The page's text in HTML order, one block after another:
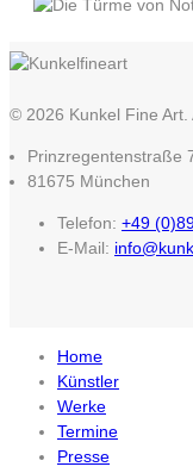
© 2026 Kunkel Fine Art.
Prinzregentenstraße
81675 München
Telefon: +49
E-Mail:
Home
Künstler
Werke
Termine
Presse